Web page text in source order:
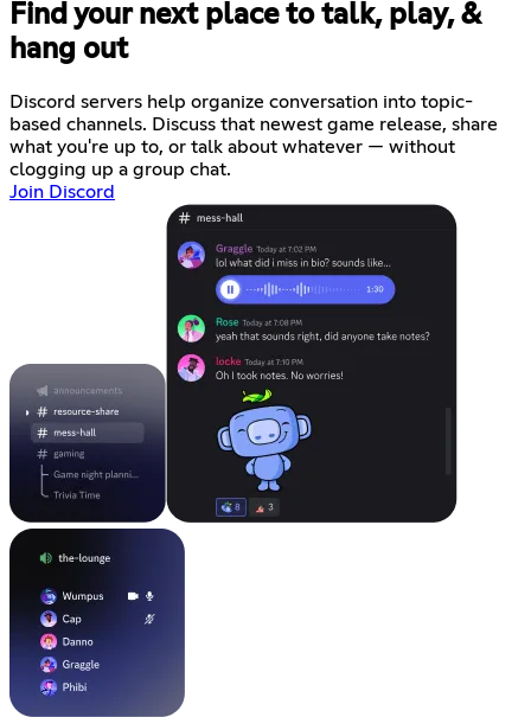
Find your next place to talk, play, &
hang out
Discord servers help organize conversation into topic-
based channels. Discuss that newest game release, share
what you're up to, or talk about whatever — without
clogging up a group chat.
Join Discord